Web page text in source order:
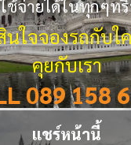
ช้จ่ายได้ในทุกๆท
ใจจองรถกับใ
คุยกับเรา
089 158
แชร์หน้านี้